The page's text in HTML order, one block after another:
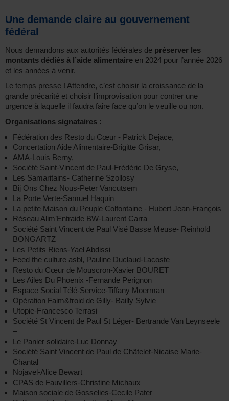
Une demande claire au gouvernement
fédéral
Nous demandons aux autorités fédérales de préserver les
montants dédiés à l’aide alimentaire en 2024 pour l’année 2026
et les années à venir.
Le temps presse ! Attendre, c’est choisir la croissance de la
grande précarité et choisir l’improvisation pour contrer une
urgence à laquelle il faudra faire face qu’on le veuille ou non.
Organisations signataires :
Fédération des Resto du Cœur - Patrick Dejace,
Concertation Aide Alimentaire-Brigitte Grisar,
AMA-Louis Berny,
Société Saint-Vincent de Paul-Frédéric De Gryse,
Les Samaritains- Catherine Szollosy
Bij Ons Chez Nous-Peter Vancutsem
La Porte Verte-Samuel Haquin
La petite Maison du Peuple Colfontaine - Hubert Jean-François
Réseau Alim’Entraide BW-Laurent Carra
Société Saint Vincent de Paul Visé Basse Meuse- Reinhold
BONGARTZ
Les Petits Riens-Yael Abdissi
Feed the culture asbl, Pauline Duclaud-Lacoste
Resto du Cœur de Mouscron-Xavier BOURET
Les Ailes Du Phoenix -Fernande Perignon
Espace Social Télé-Service-Tiffany Moerman
Opération Faim&froid de Gilly- Bailly Sylvie
Utopie-Francesco Terrasi
Société St Vincent de Paul St Léger- Bertrande Van Leynseele
–
Le Panier solidaire-Luc Donnay
Société Saint Vincent de Paul de Châtelet-Nicaise Marie-
Chantal
Nojavel-Alice Bewart
CPAS de Fauvillers-Christine Michaux
Maison sociale de Gosselies-Cecile Pater